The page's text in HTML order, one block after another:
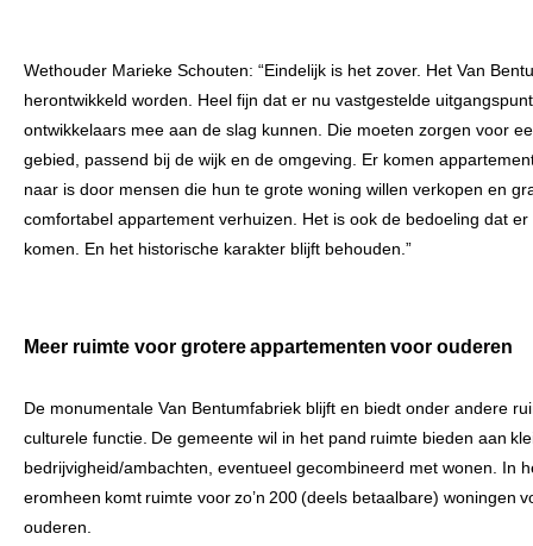
Wethouder Marieke Schouten: “Eindelijk is het zover. Het Van
herontwikkeld worden. Heel fijn dat er nu vastgestelde
ontwikkelaars mee aan de slag kunnen. Die moeten zorgen voor
gebied, passend bij de wijk en de omgeving. Er komen
naar is door mensen die hun te grote woning willen verkopen en
comfortabel appartement verhuizen. Het is ook de bedoeling dat
komen. En het historische karakter blijft behouden.”
Meer ruimte voor grotere appartementen voor ouderen
De monumentale Van Bentumfabriek blijft en biedt onder andere
culturele functie. De gemeente wil in het pand ruimte bieden aan
bedrijvigheid/ambachten, eventueel gecombineerd met wonen. In
eromheen komt ruimte voor zo’n 200 (deels betaalbare) woningen
ouderen.